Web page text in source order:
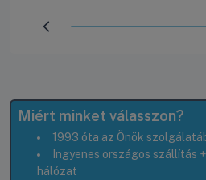
Miért minket válasszon?
1993 óta az Önök
Ingyenes országos szállítás
hálózat